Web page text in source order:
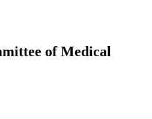
of Medical